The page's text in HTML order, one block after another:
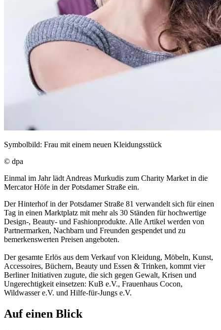
Symbolbild: Frau mit einem neuen Kleidungsstück
© dpa
Einmal im Jahr lädt Andreas Murkudis zum Charity Market in die
Mercator Höfe in der Potsdamer Straße ein.
Der Hinterhof in der Potsdamer Straße 81 verwandelt sich für einen
Tag in einen Marktplatz mit mehr als 30 Ständen für hochwertige
Design-, Beauty- und Fashionprodukte. Alle Artikel werden von
Partnermarken, Nachbarn und Freunden gespendet und zu
bemerkenswerten Preisen angeboten.
Der gesamte Erlös aus dem Verkauf von Kleidung, Möbeln, Kunst,
Accessoires, Büchern, Beauty und Essen & Trinken, kommt vier
Berliner Initiativen zugute, die sich gegen Gewalt, Krisen und
Ungerechtigkeit einsetzen: KuB e.V., Frauenhaus Cocon,
Wildwasser e.V. und Hilfe-für-Jungs e.V.
Auf einen Blick